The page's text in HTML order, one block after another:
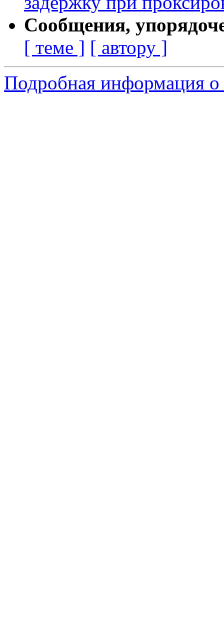
Сообщения,
[ теме ] [ автору ]
Подробная информация